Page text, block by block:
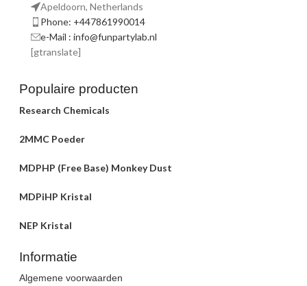
Apeldoorn, Netherlands
Phone: +447861990014
e-Mail : info@funpartylab.nl
[gtranslate]
Populaire producten
Research Chemicals
2MMC Poeder
MDPHP (Free Base) Monkey Dust
MDPiHP Kristal
NEP Kristal
Informatie
Algemene voorwaarden